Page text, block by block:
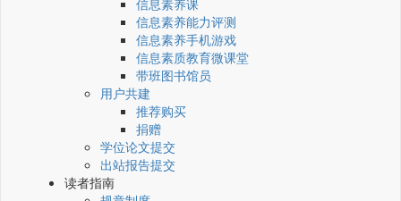
信息素养课
信息素养能力评测
信息素养手机游戏
信息素质教育微课堂
带班图书馆员
用户共建
推荐购买
捐赠
学位论文提交
出站报告提交
读者指南